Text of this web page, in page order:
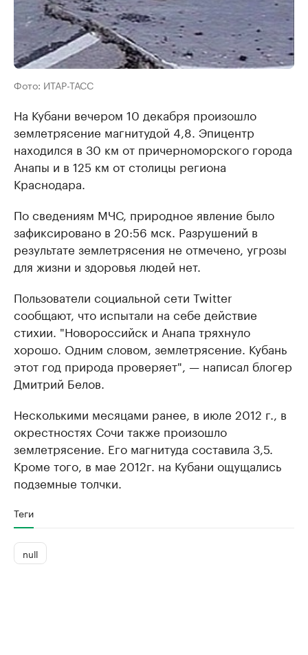
Фото: ИТАР-ТАСС
На Кубани вечером 10 декабря произошло
землетрясение магнитудой 4,8. Эпицентр
находился в 30 км от причерноморского города
Анапы и в 125 км от столицы региона
Краснодара.
По сведениям МЧС, природное явление было
зафиксировано в 20:56 мск. Разрушений в
результате землетрясения не отмечено, угрозы
для жизни и здоровья людей нет.
Пользователи социальной сети Twitter
сообщают, что испытали на себе действие
стихии. "Новороссийск и Анапа тряхнуло
хорошо. Одним словом, землетрясение. Кубань
этот год природа проверяет", — написал блогер
Дмитрий Белов.
Несколькими месяцами ранее, в июле 2012 г., в
окрестностях Сочи также произошло
землетрясение. Его магнитуда составила 3,5.
Кроме того, в мае 2012г. на Кубани ощущались
подземные толчки.
Теги
null